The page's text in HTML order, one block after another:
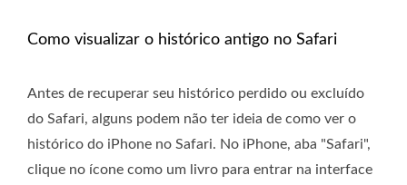
Como visualizar o histórico antigo no Safari
Antes de recuperar seu histórico perdido ou excluído
do Safari, alguns podem não ter ideia de como ver o
histórico do iPhone no Safari. No iPhone, aba "Safari",
clique no ícone como um livro para entrar na interface